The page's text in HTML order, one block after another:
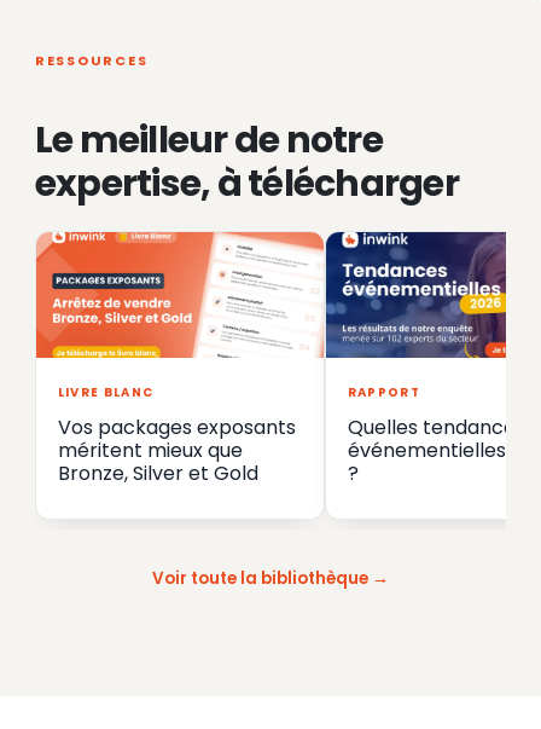
RESSOURCES
Le meilleur de notre
expertise, à télécharger
LIVRE BLANC
Vos packages exposants
méritent mieux que
Bronze, Silver et Gold
RAPPORT
Quelles tendances
événementielles en
?
Voir toute la bibliothèque